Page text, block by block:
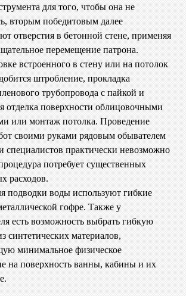
для того, чтобы она не
вторым победитовым далее
отверстия в бетонной стене, применяя
перемещение патрона.
встроенного в стену или на потолок
штробление, прокладка
трубопровода с пайкой и
отделка поверхности облицовочными
или монтаж потолка. Проведение
своими руками рядовым обывателем
специалистов практически невозможно
потребует существенных
расходов.
подводки воды используют гибкие
гофре. Также у
есть возможность выбрать гибкую
синтетических материалов,
минимальное физическое
на поверхность ванны, кабины и их